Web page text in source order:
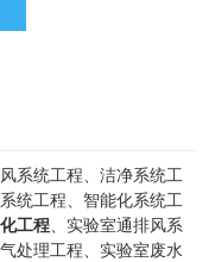
系统工程、洁净系统工
统工程、智能化系统工
工程、实验室通排风系
处理工程、实验室废水